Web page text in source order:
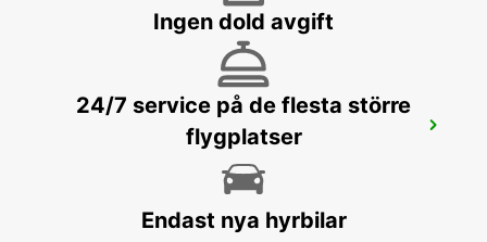
VALENCIA HAMN SAGUNTO
Ingen dold avgift
24/7 service på de flesta större
flygplatser
Endast nya hyrbilar